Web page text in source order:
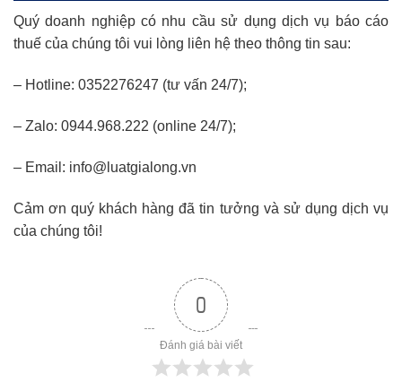
Quý doanh nghiệp có nhu cầu sử dụng dịch vụ báo cáo
thuế của chúng tôi vui lòng liên hệ theo thông tin sau:
– Hotline: 0352276247 (tư vấn 24/7);
– Zalo: 0944.968.222 (online 24/7);
– Email: info@luatgialong.vn
Cảm ơn quý khách hàng đã tin tưởng và sử dụng dịch vụ
của chúng tôi!
0
Đánh giá bài viết